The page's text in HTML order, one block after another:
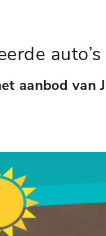
auto’s
aanbod van